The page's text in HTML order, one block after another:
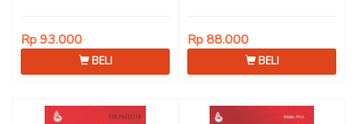
Rp 93.000
BELI
Rp 88.000
BELI